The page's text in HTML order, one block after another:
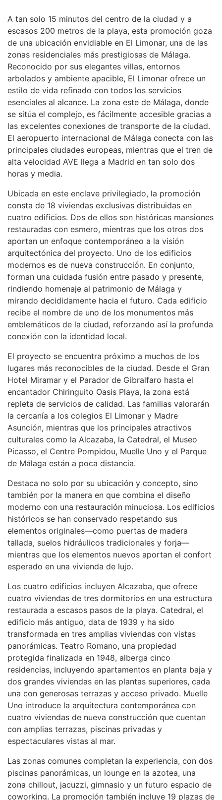
A tan solo 15 minutos del centro de la ciudad y a
escasos 200 metros de la playa, esta promoción goza
de una ubicación envidiable en El Limonar, una de las
zonas residenciales más prestigiosas de Málaga.
Reconocido por sus elegantes villas, entornos
arbolados y ambiente apacible, El Limonar ofrece un
estilo de vida refinado con todos los servicios
esenciales al alcance. La zona este de Málaga, donde
se sitúa el complejo, es fácilmente accesible gracias a
las excelentes conexiones de transporte de la ciudad.
El aeropuerto internacional de Málaga conecta con las
principales ciudades europeas, mientras que el tren de
alta velocidad AVE llega a Madrid en tan solo dos
horas y media.
Ubicada en este enclave privilegiado, la promoción
consta de 18 viviendas exclusivas distribuidas en
cuatro edificios. Dos de ellos son históricas mansiones
restauradas con esmero, mientras que los otros dos
aportan un enfoque contemporáneo a la visión
arquitectónica del proyecto. Uno de los edificios
modernos es de nueva construcción. En conjunto,
forman una cuidada fusión entre pasado y presente,
rindiendo homenaje al patrimonio de Málaga y
mirando decididamente hacia el futuro. Cada edificio
recibe el nombre de uno de los monumentos más
emblemáticos de la ciudad, reforzando así la profunda
conexión con la identidad local.
El proyecto se encuentra próximo a muchos de los
lugares más reconocibles de la ciudad. Desde el Gran
Hotel Miramar y el Parador de Gibralfaro hasta el
encantador Chiringuito Oasis Playa, la zona está
repleta de servicios de calidad. Las familias valorarán
la cercanía a los colegios El Limonar y Madre
Asunción, mientras que los principales atractivos
culturales como la Alcazaba, la Catedral, el Museo
Picasso, el Centre Pompidou, Muelle Uno y el Parque
de Málaga están a poca distancia.
Destaca no solo por su ubicación y concepto, sino
también por la manera en que combina el diseño
moderno con una restauración minuciosa. Los edificios
históricos se han conservado respetando sus
elementos originales—como puertas de madera
tallada, suelos hidráulicos tradicionales y forja—
mientras que los elementos nuevos aportan el confort
esperado en una vivienda de lujo.
Los cuatro edificios incluyen Alcazaba, que ofrece
cuatro viviendas de tres dormitorios en una estructura
restaurada a escasos pasos de la playa. Catedral, el
edificio más antiguo, data de 1939 y ha sido
transformada en tres amplias viviendas con vistas
panorámicas. Teatro Romano, una propiedad
protegida finalizada en 1948, alberga cinco
residencias, incluyendo apartamentos en planta baja y
dos grandes viviendas en las plantas superiores, cada
una con generosas terrazas y acceso privado. Muelle
Uno introduce la arquitectura contemporánea con
cuatro viviendas de nueva construcción que cuentan
con amplias terrazas, piscinas privadas y
espectaculares vistas al mar.
Las zonas comunes completan la experiencia, con dos
piscinas panorámicas, un lounge en la azotea, una
zona chillout, jacuzzi, gimnasio y un futuro espacio de
coworking. La promoción también incluye 19 plazas de